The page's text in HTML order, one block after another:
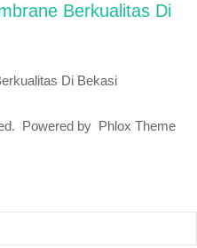
Berkualitas Di
Di Bekasi
Powered by Phlox Theme